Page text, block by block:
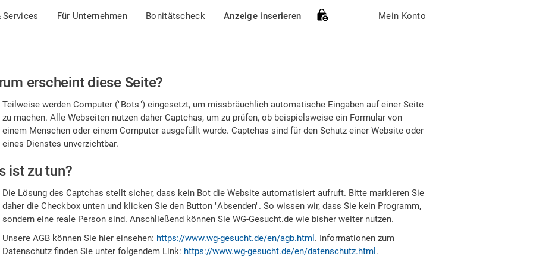
Services Für Unternehmen Bonitätscheck Anzeige inserieren Mein Konto
erscheint diese Seite?
Teilweise werden Computer ("Bots") eingesetzt, um missbräuchlich automatische Eingaben auf einer Seite
zu machen. Alle Webseiten nutzen daher Captchas, um zu prüfen, ob beispielsweise ein Formular von
einem Menschen oder einem Computer ausgefüllt wurde. Captchas sind für den Schutz einer Website oder
eines Dienstes unverzichtbar.
ist zu tun?
Die Lösung des Captchas stellt sicher, dass kein Bot die Website automatisiert aufruft. Bitte markieren Sie
daher die Checkbox unten und klicken Sie den Button "Absenden". So wissen wir, dass Sie kein Programm,
sondern eine reale Person sind. Anschließend können Sie WG-Gesucht.de wie bisher weiter nutzen.
Unsere AGB können Sie hier einsehen: https://www.wg-gesucht.de/en/agb.html . Informationen zum
Datenschutz finden Sie unter folgendem Link: https://www.wg-gesucht.de/en/datenschutz.html .